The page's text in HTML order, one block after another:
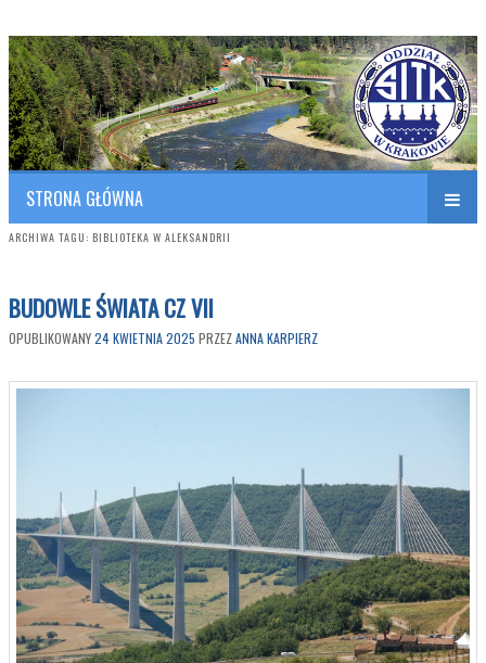
SITK RP Oddział w KRAKOWIE
Polish Association of Engineers & Technicians of Transportation
STRONA GŁÓWNA
ARCHIWA TAGU: BIBLIOTEKA W ALEKSANDRII
BUDOWLE ŚWIATA CZ VII
OPUBLIKOWANY24 KWIETNIA 2025 PRZEZANNA KARPIERZ